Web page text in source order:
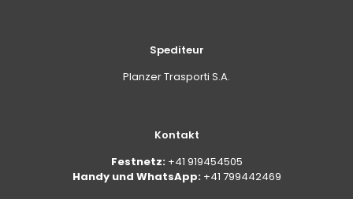
Spediteur
Planzer Trasporti S.A.
Kontakt
Festnetz: +41 919454505
Handy und WhatsApp: +41 799442469